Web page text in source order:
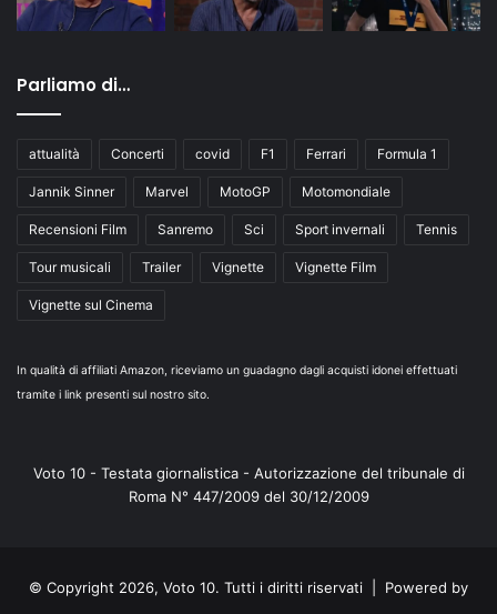
Parliamo di…
attualità Concerti covid F1 Ferrari Formula 1
Jannik Sinner Marvel MotoGP Motomondiale
Recensioni Film Sanremo Sci Sport invernali Tennis
Tour musicali Trailer Vignette Vignette Film
Vignette sul Cinema
In qualità di affiliati Amazon, riceviamo un guadagno dagli acquisti idonei effettuati
tramite i link presenti sul nostro sito.
Voto 10 - Testata giornalistica - Autorizzazione del tribunale di
Roma N° 447/2009 del 30/12/2009
© Copyright 2026, Voto 10. Tutti i diritti riservati | Powered by